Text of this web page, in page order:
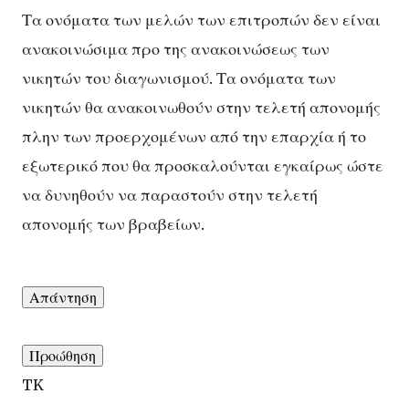
Τα ονόματα των μελών των επιτροπών δεν είναι
ανακοινώσιμα προ της ανακοινώσεως των
νικητών του διαγωνισμού. Τα ονόματα των
νικητών θα ανακοινωθούν στην τελετή απονομής
πλην των προερχομένων από την επαρχία ή το
εξωτερικό που θα προσκαλούνται εγκαίρως ώστε
να δυνηθούν να παραστούν στην τελετή
απονομής των βραβείων.
Απάντηση
Προώθηση
TK